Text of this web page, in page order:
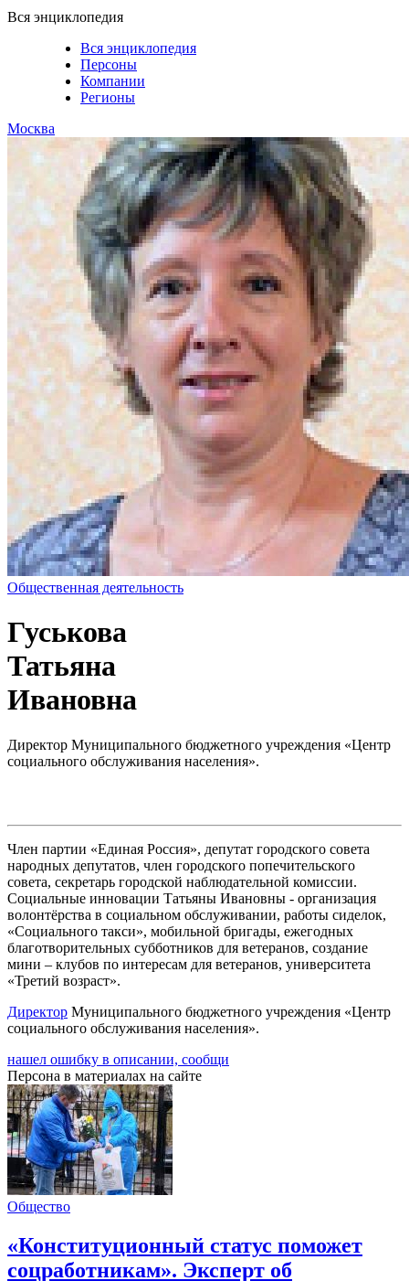
Вся энциклопедия
Вся энциклопедия
Персоны
Компании
Регионы
Москва
Общественная деятельность
Гуськова
Татьяна
Ивановна
Директор Муниципального бюджетного учреждения «Центр
социального обслуживания населения».
Член партии «Единая Россия», депутат городского совета
народных депутатов, член городского попечительского
совета, секретарь городской наблюдательной комиссии.
Социальные инновации Татьяны Ивановны - организация
волонтёрства в социальном обслуживании, работы сиделок,
«Социального такси», мобильной бригады, ежегодных
благотворительных субботников для ветеранов, создание
мини – клубов по интересам для ветеранов, университета
«Третий возраст».
Директор Муниципального бюджетного учреждения «Центр
социального обслуживания населения».
нашел ошибку в описании, сообщи
Персона в материалах на сайте
Общество
«Конституционный статус поможет
соцработникам». Эксперт об